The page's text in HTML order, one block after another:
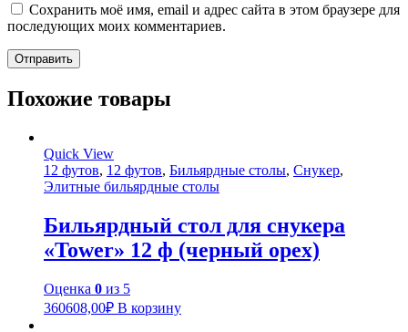
Сохранить моё имя, email и адрес сайта в этом браузере для
последующих моих комментариев.
Похожие товары
Quick View
12 футов, 12 футов, Бильярдные столы, Снукер,
Элитные бильярдные столы
Бильярдный стол для снукера
«Tower» 12 ф (черный орех)
Оценка 0 из 5
360608,00₽ В корзину